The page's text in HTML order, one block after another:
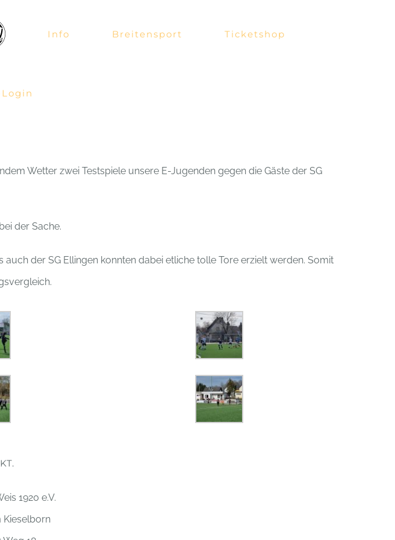
Info Breitensport Ticketshop
Wetter zwei Testspiele unsere E-Jugenden gegen die Gäste der SG
der Sache.
der SG Ellingen konnten dabei etliche tolle Tore erzielt werden. Somit
1920 e.V.
Kieselborn